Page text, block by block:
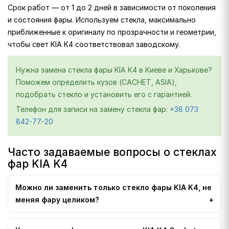
Срок работ — от 1 до 2 дней в зависимости от поколения
и состояния фары. Используем стекла, максимально
приближенные к оригиналу по прозрачности и геометрии,
чтобы свет KIA K4 соответствовал заводскому.
Нужна замена стекла фары KIA K4 в Киеве и Харькове?
Поможем определить кузов (CACHET, ASIA),
подобрать стекло и установить его с гарантией.
Телефон для записи на замену стекла фар: +38 073
842-77-20
Часто задаваемые вопросы о стеклах
фар KIA K4
Можно ли заменить только стекло фары KIA K4, не
меняя фару целиком?